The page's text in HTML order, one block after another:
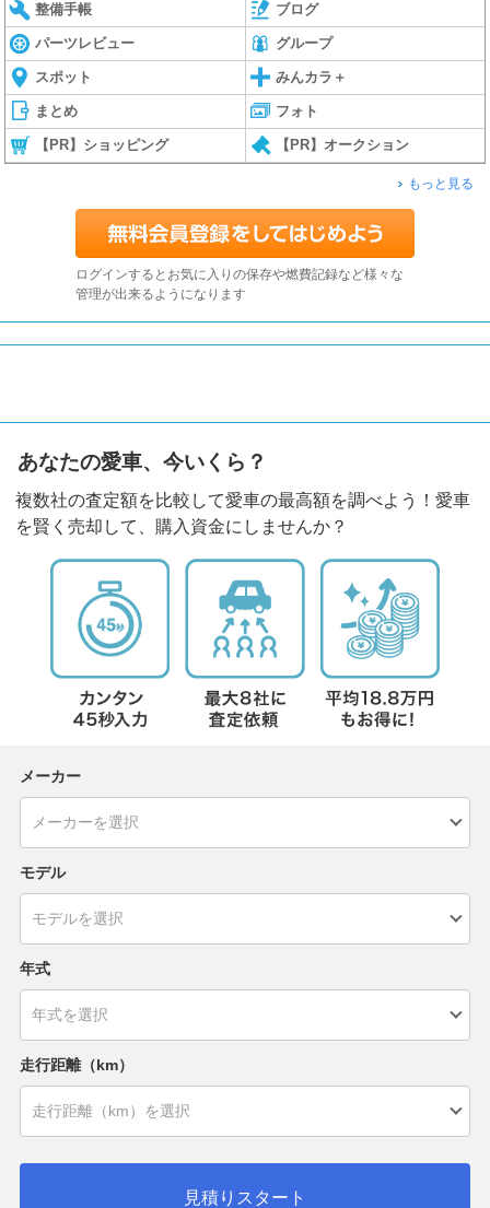
整備手帳 ブログ
パーツレビュー グループ
スポット みんカラ＋
まとめ フォト
【PR】ショッピング 【PR】オークション
もっと見る
ログインするとお気に入りの保存や燃費記録など様々な
管理が出来るようになります
あなたの愛車、今いくら？
複数社の査定額を比較して愛車の最高額を調べよう！愛車
を賢く売却して、購入資金にしませんか？
メーカー
モデル
年式
走行距離（km）
見積りスタート